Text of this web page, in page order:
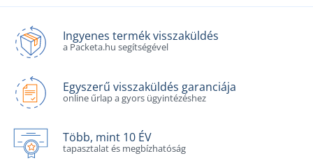
Ingyenes termék visszaküldés
a Packeta.hu segítségével
Egyszerű visszaküldés garanciája
online űrlap a gyors ügyintézéshez
Több, mint 10 ÉV
tapasztalat és megbízhatóság